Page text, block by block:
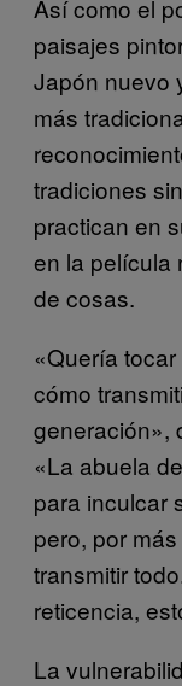
Así como el
paisajes
Japón nuevo
más
tradiciones
practican en
en la película
de cosas.
«Quería
cómo
generación»,
«La abuela
para inculcar
pero, por
transmitir
reticencia,
La